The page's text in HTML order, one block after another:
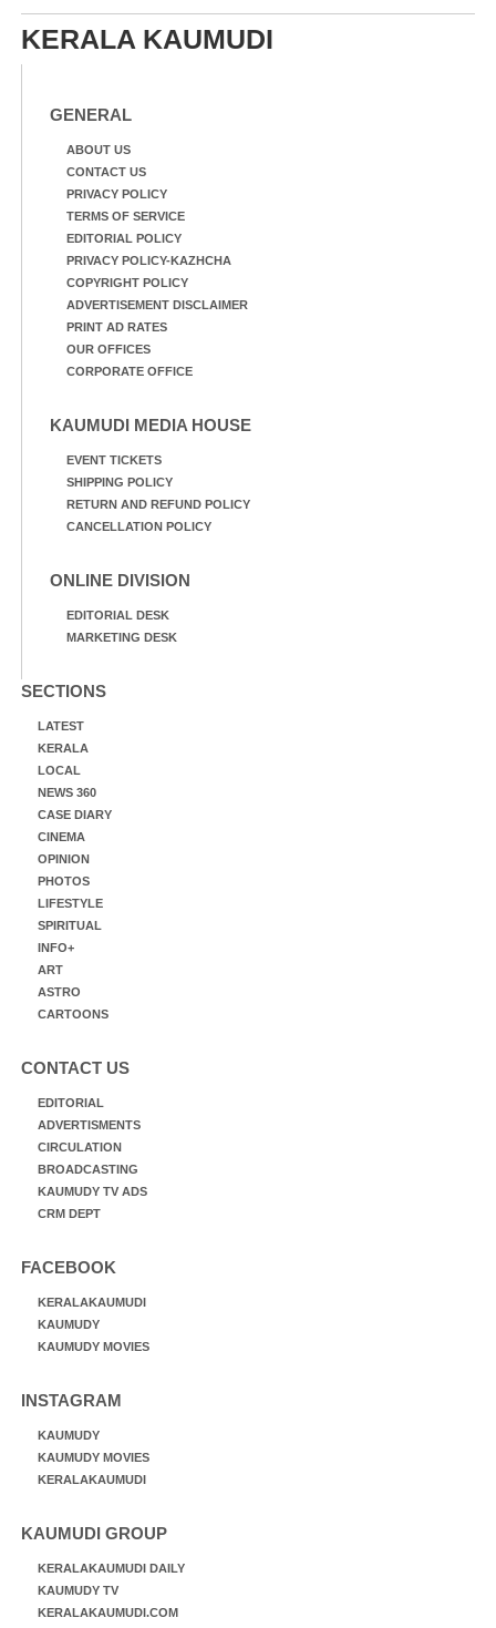
മാറ്റുന്ന സുരക്ഷാസേനാം
ഗങ്ങൾ
KERALA KAUMUDI
GENERAL
ABOUT US
CONTACT US
PRIVACY POLICY
TERMS OF SERVICE
EDITORIAL POLICY
PRIVACY POLICY-KAZHCHA
COPYRIGHT POLICY
ADVERTISEMENT DISCLAIMER
PRINT AD RATES
OUR OFFICES
CORPORATE OFFICE
KAUMUDI MEDIA HOUSE
EVENT TICKETS
SHIPPING POLICY
RETURN AND REFUND POLICY
CANCELLATION POLICY
ONLINE DIVISION
EDITORIAL DESK
MARKETING DESK
SECTIONS
LATEST
KERALA
LOCAL
NEWS 360
CASE DIARY
CINEMA
OPINION
PHOTOS
LIFESTYLE
SPIRITUAL
INFO+
ART
ASTRO
CARTOONS
CONTACT US
EDITORIAL
ADVERTISMENTS
CIRCULATION
BROADCASTING
KAUMUDY TV ADS
CRM DEPT
FACEBOOK
KERALAKAUMUDI
KAUMUDY
KAUMUDY MOVIES
INSTAGRAM
KAUMUDY
KAUMUDY MOVIES
KERALAKAUMUDI
KAUMUDI GROUP
KERALAKAUMUDI DAILY
KAUMUDY TV
KERALAKAUMUDI.COM